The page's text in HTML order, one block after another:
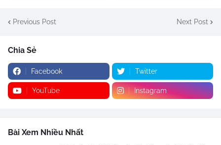
Previous Post Next Post
Chia Sẻ
Facebook Twitter
YouTube Instagram
Bài Xem Nhiều Nhất